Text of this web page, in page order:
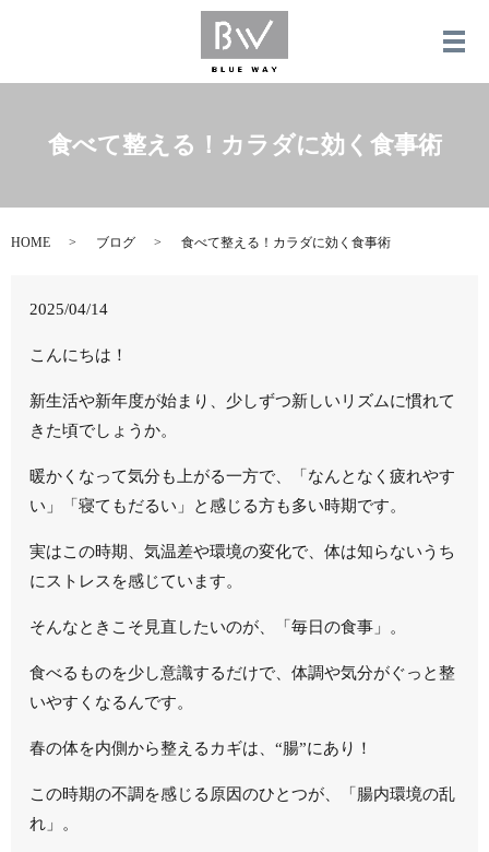
メ
食べて整える！カラダに効く食事術
HOME ブログ 食べて整える！カラダに効く食事術
2025/04/14
こんにちは！
新生活や新年度が始まり、少しずつ新しいリズムに慣れて
きた頃でしょうか。
暖かくなって気分も上がる一方で、「なんとなく疲れやす
い」「寝てもだるい」と感じる方も多い時期です。
実はこの時期、気温差や環境の変化で、体は知らないうち
にストレスを感じています。
そんなときこそ見直したいのが、「毎日の食事」。
食べるものを少し意識するだけで、体調や気分がぐっと整
いやすくなるんです。
春の体を内側から整えるカギは、“腸”にあり！
この時期の不調を感じる原因のひとつが、「腸内環境の乱
れ」。